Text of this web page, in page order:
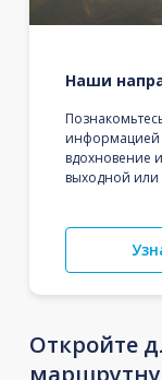
Наши
информацией
вдохновение
выходной или
Откройте